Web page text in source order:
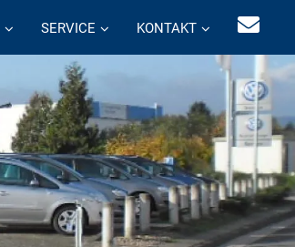
SERVICE KONTAKT